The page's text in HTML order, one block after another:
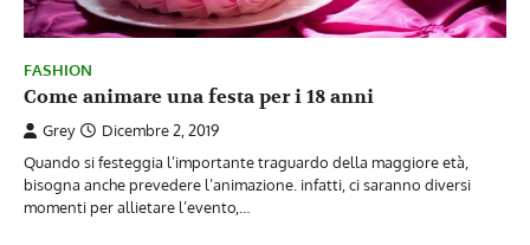
FASHION
Come animare una festa per i 18 anni
Grey
Dicembre 2, 2019
Quando si festeggia l’importante traguardo della maggiore età,
bisogna anche prevedere l’animazione. infatti, ci saranno diversi
momenti per allietare l’evento,…